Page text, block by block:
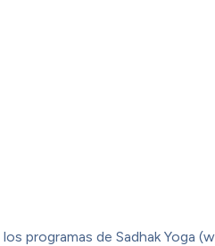
programas de Sadhak Yoga